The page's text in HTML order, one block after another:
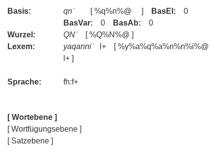
Basis: qnʾ [ %q%n%@ ] BasEl:
0
BasVar:
0 BasAb:
0
Wurzel:
QNʾ [ %Q%N%@ ]
Lexem:
yaqanniʾ l+ [ %y%a%q%a%n%n%i%@
l+ ]
Sprache: fh:f+
[ Wortebene ]
[ Wortfügungsebene ]
[ Satzebene ]